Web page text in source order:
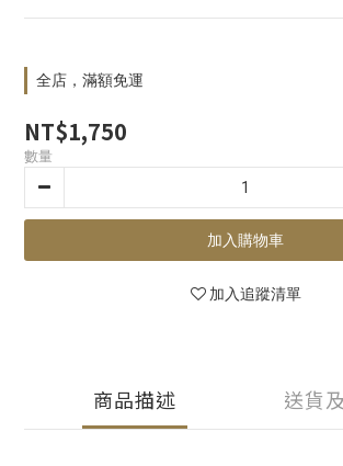
全店，滿額免運
NT$1,750
數量
加入購物車
加入追蹤清單
商品描述 送貨